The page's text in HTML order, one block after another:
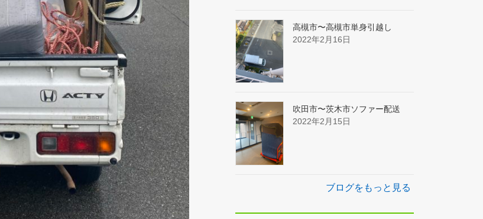
高槻市〜高槻市単身引越し
2022年2月16日
吹田市〜茨木市ソファー配送
2022年2月15日
ブログをもっと見る